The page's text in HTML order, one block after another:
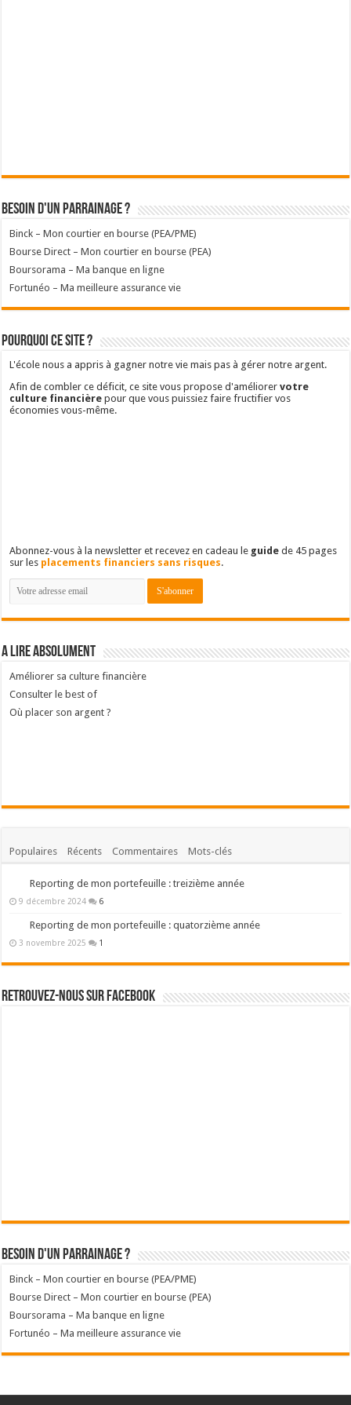
Besoin d'un parrainage ?
Binck – Mon courtier en bourse (PEA/PME)
Bourse Direct – Mon courtier en bourse (PEA)
Boursorama – Ma banque en ligne
Fortunéo – Ma meilleure assurance vie
Pourquoi ce site ?
L'école nous a appris à gagner notre vie mais pas à gérer notre argent.
Afin de combler ce déficit, ce site vous propose d'améliorervotre
culture financière pour que vous puissiez faire fructifier vos
économies vous-même.
Abonnez-vous à la newsletter et recevez en cadeau le guide de 45 pages
sur les placements financiers sans risques.
A lire absolument
Améliorer sa culture financière
Consulter le best of
Où placer son argent ?
Populaires Récents Commentaires Mots-clés
Reporting de mon portefeuille : treizième année
9 décembre 2024 6
Reporting de mon portefeuille : quatorzième année
3 novembre 2025 1
Retrouvez-nous sur Facebook
Besoin d'un parrainage ?
Binck – Mon courtier en bourse (PEA/PME)
Bourse Direct – Mon courtier en bourse (PEA)
Boursorama – Ma banque en ligne
Fortunéo – Ma meilleure assurance vie